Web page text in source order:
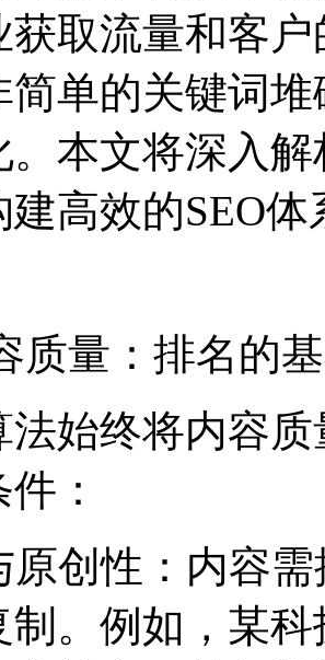
获取流量和客
简单的关键词
。本文将深入
高效的SEO体
质量：排名的
法始终将内容
：
原创性：内容
。例如，某